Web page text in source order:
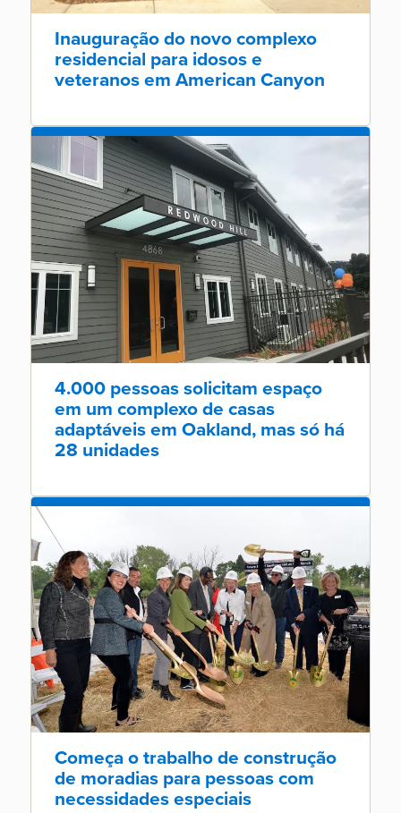
Inauguração do novo complexo
residencial para idosos e
veteranos em American Canyon
4.000 pessoas solicitam espaço
em um complexo de casas
adaptáveis em Oakland, mas só há
28 unidades
Começa o trabalho de construção
de moradias para pessoas com
necessidades especiais